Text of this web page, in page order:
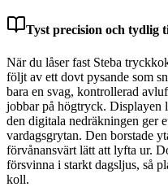
Tyst precision och tydlig
När du låser fast Steba
följt av ett dovt pysande som
bara en svag, kontrollerad
jobbar på högtryck. Displayen
den digitala nedräkningen ger
vardagsgrytan. Den borstade
förvånansvärt lätt att lyfta ur.
försvinna i starkt dagsljus, så
koll.